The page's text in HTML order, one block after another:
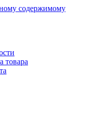
содержимому
товара